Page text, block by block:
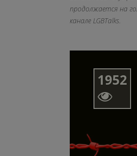
продолжается на
канале LGBTalks.
1952
